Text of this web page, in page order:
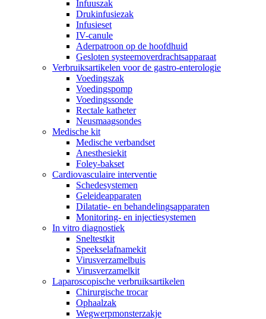
Infuuszak
Drukinfusiezak
Infusieset
IV-canule
Aderpatroon op de hoofdhuid
Gesloten systeemoverdrachtsapparaat
Verbruiksartikelen voor de gastro-enterologie
Voedingszak
Voedingspomp
Voedingssonde
Rectale katheter
Neusmaagsondes
Medische kit
Medische verbandset
Anesthesiekit
Foley-bakset
Cardiovasculaire interventie
Schedesystemen
Geleideapparaten
Dilatatie- en behandelingsapparaten
Monitoring- en injectiesystemen
In vitro diagnostiek
Sneltestkit
Speekselafnamekit
Virusverzamelbuis
Virusverzamelkit
Laparoscopische verbruiksartikelen
Chirurgische trocar
Ophaalzak
Wegwerpmonsterzakje